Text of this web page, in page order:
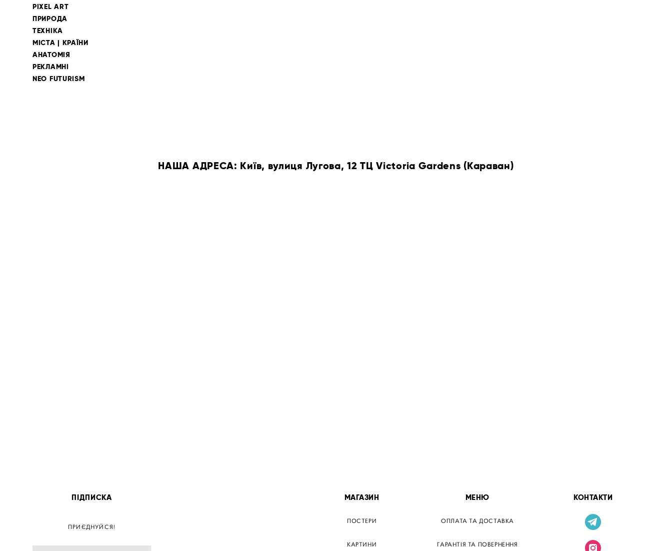
PIXEL ART
ПРИРОДА
ТЕХНІКА
МІСТА | КРАЇНИ
АНАТОМІЯ
РЕКЛАМНІ
NEO FUTURISM
НАША АДРЕСА: Київ, вулиця Лугова, 12 ТЦ Victoria Gardens (Караван)
ПІДПИСКА
ПРИЄДНУЙСЯ!
МАГАЗИН
ПОСТЕРИ
КАРТИНИ
МЕНЮ
ОПЛАТА ТА ДОСТАВКА
ГАРАНТІЯ ТА ПОВЕРНЕННЯ
КОНТАКТИ